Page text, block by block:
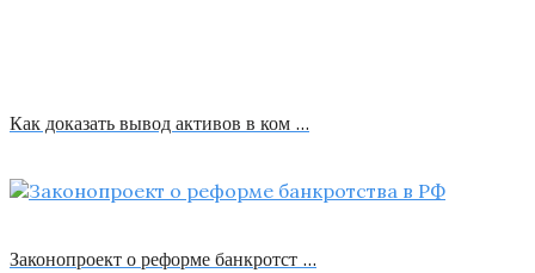
Как доказать вывод активов в ком …
Законопроект о реформе банкротст …